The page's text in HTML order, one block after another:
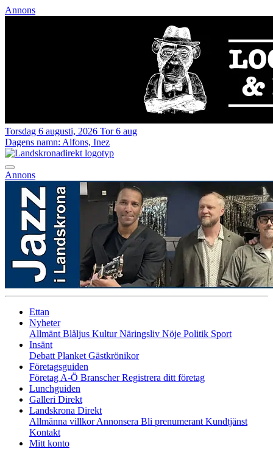
Annons
Torsdag 6 augusti, 2026 Tor 6 aug
Dagens namn: Alfons, Inez
Annons
Ettan
Nyheter
Allmänt Blåljus KulturNäringsliv Nöje Politik Sport
Insänt
Debatt Planket Gästkrönikor
Företagsguiden
Företag A-Ö BranscherRegistrera ditt företag
Lunchguiden
Galleri Direkt
Landskrona Direkt
Allmänna villkorAnnonsera Bli prenumerant Kundtjänst
Kontakt
Mitt konto